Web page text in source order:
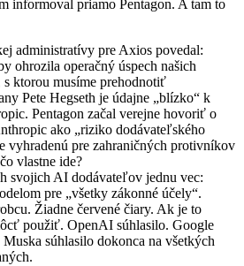
informoval priamo Pentagon. A tam to
administratívy pre Axios povedal:
ohrozila operačný úspech našich
ktorou musíme prehodnotiť
Pete Hegseth je údajne „blízko“ k
Pentagon začal verejne hovoriť o
ako „riziko dodávateľského
vyhradenú pre zahraničných protivníkov
vlastne ide?
svojich AI dodávateľov jednu vec:
pre „všetky zákonné účely“.
Žiadne červené čiary. Ak je to
použiť. OpenAI súhlasilo. Google
súhlasilo dokonca na všetkých